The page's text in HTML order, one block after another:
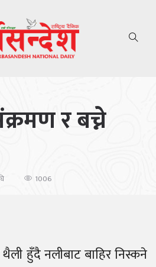
र बच्ने
1006
थैली हुँदै नलीबाट बाहिर निस्कने